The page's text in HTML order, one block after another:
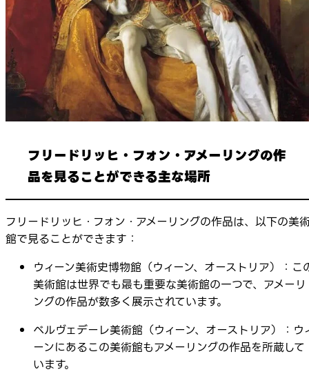
フリードリッヒ・フォン・アメーリングの作
品を見ることができる主な場所
フリードリッヒ・フォン・アメーリングの作品は、以下の美
館で見ることができます：
ウィーン美術史博物館（ウィーン、オーストリア）：こ
美術館は世界でも最も重要な美術館の一つで、アメーリ
ングの作品が数多く展示されています。
ベルヴェデーレ美術館（ウィーン、オーストリア）：ウ
ーンにあるこの美術館もアメーリングの作品を所蔵して
います。